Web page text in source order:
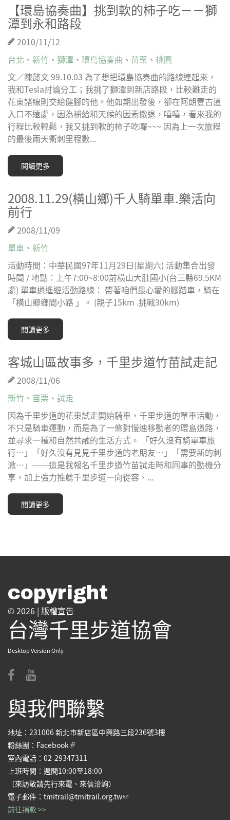
【環島協奏曲】挑到軟的柿子吃－－獅
潭到永和路段
2010/11/12
台北 、 新竹 、 獅潭 、 環島協奏曲 、 苗栗 、 桃園
文／陳懿文 99.10.03 為了想把環島協奏曲的路線連起來，
我和Tesla討論分工；我挑了獅潭到新店路段，比較難走的
花東諸線則交給健腳的他。他如期出發後，卻在阿朗壹古道
入口不遠處，因為補給和天候的因素撤退，嘻嘻，看來我的
行程比較輕鬆，我又挑到軟的柿子吃囉~~~ 因為上一次旅程
的最後兩天衝刺里程數...
閱讀更多
2008.11.29(橫山鄉)千人騎單車.樂活向
前行
2008/11/09
單車 、 新竹
活動時間：中華民國97年11月29日(星期六) 活動集合出發
時間 / 地點：上午7:00~8:00前橫山大肚國小(台三縣69.5KM
處) 單車逍遙遊活動路線： 帶著咱們最心愛的腳踏車，騎在
「橫山鄉鄉間小路 」。 (親子15km .挑戰30km)
閱讀更多
客城山區故事多，千里步道竹苗試走記
2008/11/06
新竹 、 苗栗 、 試走
因為千里步道的花東試走開始騎車，千里步道的單車活動，
不只是騎車運動，而是為了一條對慢速移動者的環島道路，
並尋求一種和自然共融的生活方式。 「好久沒有騎單車旅
行…」「好久沒有見見千里步道的老朋友…」「需要新的刺
激…」──這是我報名千里步道竹苗試走時和同事的動機分
享，加上強力推薦千里步道一向從容、...
閱讀更多
copyright
© 2026 | 版權宣告
台灣千里步道協會
Desktop Version Only
與我們聯繫
地址：231006 新北市新店區中興路三段236號3樓
粉絲團： Facebook(link is external)
室內電話：02-29347311
上班時間：週間10:00至18:00
（來訪敬請先行來電、來信洽詢）
電子郵件： tmitrail@tmitrail.org.tw(link sends e-mail)
前往捐款 >>